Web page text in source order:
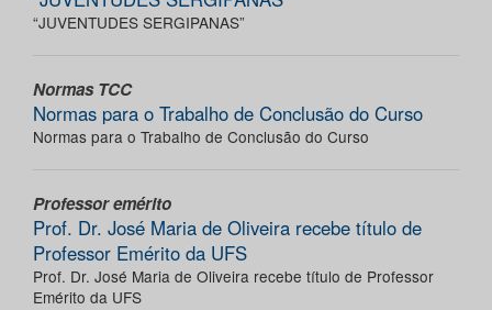
“JUVENTUDES SERGIPANAS”
Normas TCC
Normas para o Trabalho de Conclusão do Curso
Normas para o Trabalho de Conclusão do Curso
Professor emérito
Prof. Dr. José Maria de Oliveira recebe título de
Professor Emérito da UFS
Prof. Dr. José Maria de Oliveira recebe título de Professor
Emérito da UFS